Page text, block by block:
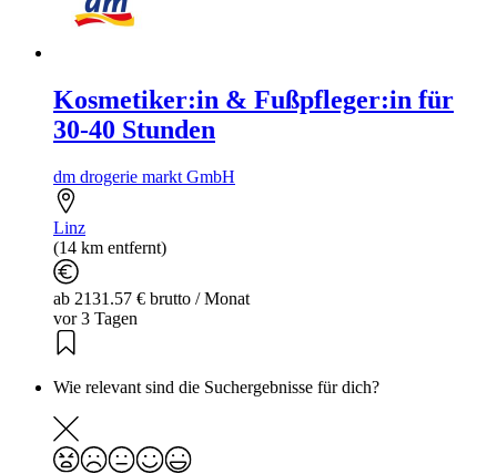
Kosmetiker:in & Fußpfleger:in für
30-40 Stunden
dm drogerie markt GmbH
Linz
(14 km entfernt)
ab 2131.57 € brutto / Monat
vor 3 Tagen
Wie relevant sind die Suchergebnisse für dich?